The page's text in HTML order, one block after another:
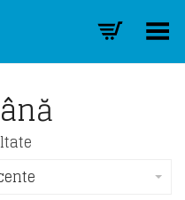
Toggle Menu
latest